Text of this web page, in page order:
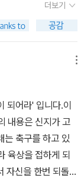
더니 그저 고맙다
옆지기~ㅋㅋ
그동안 올리면서
졌다는 사실.^^올
들어가서 봤으니
봐도 궁금하게 만
더보기
되어라' 입니다.이
내용은 신지가 고
는 축구를 하고 있
육상을 접하게 되
자신을 한번 되돌아